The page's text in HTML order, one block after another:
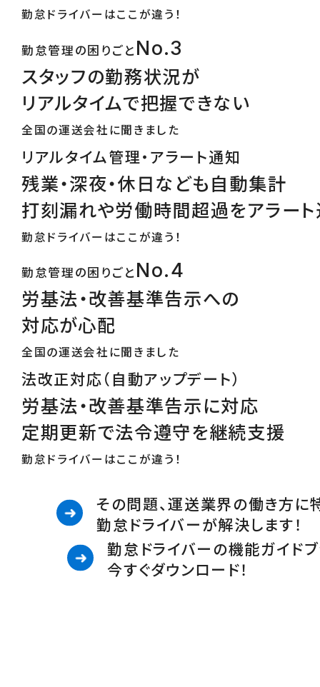
勤怠ドライバーはここが違う！
勤怠管理の困りごと No.3
スタッフの勤務状況が
リアルタイムで把握できない
全国の運送会社に聞きました
リアルタイム管理・アラート通知
残業・深夜・休日なども自動集計
打刻漏れや労働時間超過をアラー
勤怠ドライバーはここが違う！
勤怠管理の困りごと No.4
労基法・改善基準告示への
対応が心配
全国の運送会社に聞きました
法改正対応（自動アップデート）
労基法・改善基準告示に対応
定期更新で法令遵守を継続支援
勤怠ドライバーはここが違う！
その問題、運送業界の働き方に
勤怠ドライバーが解決します！
勤怠ドライバーの機能ガイド
今すぐダウンロード！